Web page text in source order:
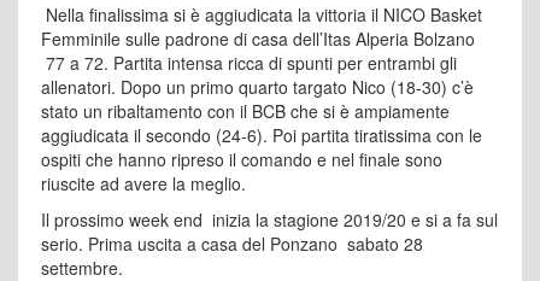
Nella finalissima si è aggiudicata la vittoria il NICO Basket
Femminile sulle padrone di casa dell’Itas Alperia Bolzano
77 a 72. Partita intensa ricca di spunti per entrambi gli
allenatori. Dopo un primo quarto targato Nico (18-30) c’è
stato un ribaltamento con il BCB che si è ampiamente
aggiudicata il secondo (24-6). Poi partita tiratissima con le
ospiti che hanno ripreso il comando e nel finale sono
riuscite ad avere la meglio.
Il prossimo week end inizia la stagione 2019/20 e si a fa sul
serio. Prima uscita a casa del Ponzano sabato 28
settembre.